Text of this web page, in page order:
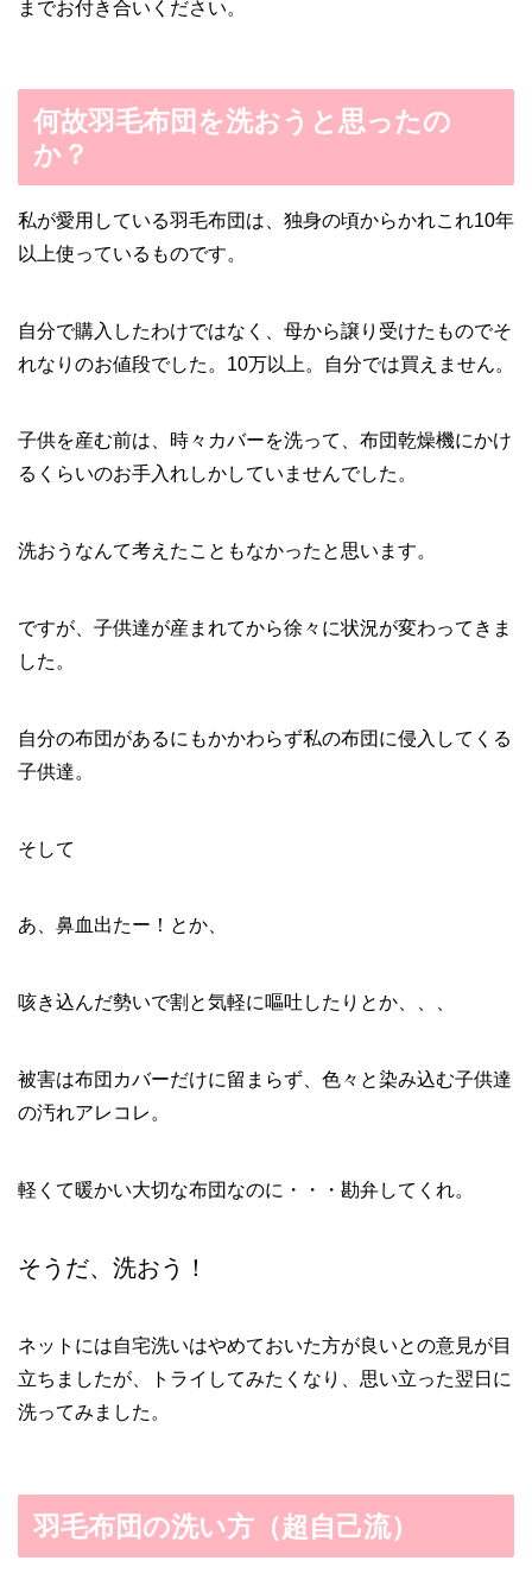
までお付き合いください。
何故羽毛布団を洗おうと思ったの
か？
私が愛用している羽毛布団は、独身の頃からかれこれ10年
以上使っているものです。
自分で購入したわけではなく、母から譲り受けたものでそ
れなりのお値段でした。10万以上。自分では買えません。
子供を産む前は、時々カバーを洗って、布団乾燥機にかけ
るくらいのお手入れしかしていませんでした。
洗おうなんて考えたこともなかったと思います。
ですが、子供達が産まれてから徐々に状況が変わってきま
した。
自分の布団があるにもかかわらず私の布団に侵入してくる
子供達。
そして
あ、鼻血出たー！とか、
咳き込んだ勢いで割と気軽に嘔吐したりとか、、、
被害は布団カバーだけに留まらず、色々と染み込む子供達
の汚れアレコレ。
軽くて暖かい大切な布団なのに・・・勘弁してくれ。
そうだ、洗おう！
ネットには自宅洗いはやめておいた方が良いとの意見が目
立ちましたが、トライしてみたくなり、思い立った翌日に
洗ってみました。
羽毛布団の洗い方（超自己流）